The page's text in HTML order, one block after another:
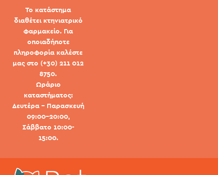
Το κατάστημα
διαθέτει κτηνιατρικό
φαρμακείο. Για
οποιαδήποτε
πληροφορία καλέστε
μας στο (+30) 211 012
8750.
Ωράριο
καταστήματος:
Δευτέρα - Παρασκευή
09:00-20:00,
Σάββατο 10:00-
15:00.